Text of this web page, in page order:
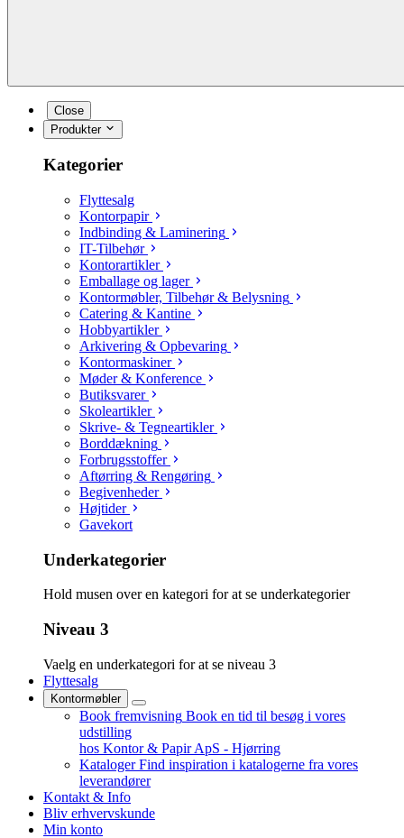
Close
Produkter
Kategorier
Flyttesalg
Kontorpapir
Indbinding & Laminering
IT-Tilbehør
Kontorartikler
Emballage og lager
Kontormøbler, Tilbehør & Belysning
Catering & Kantine
Hobbyartikler
Arkivering & Opbevaring
Kontormaskiner
Møder & Konference
Butiksvarer
Skoleartikler
Skrive- & Tegneartikler
Borddækning
Forbrugsstoffer
Aftørring & Rengøring
Begivenheder
Højtider
Gavekort
Underkategorier
Hold musen over en kategori for at se underkategorier
Niveau 3
Vaelg en underkategori for at se niveau 3
Flyttesalg
Kontormøbler
Book fremvisning Book en tid til besøg i vores
udstilling
hos Kontor & Papir ApS - Hjørring
Kataloger Find inspiration i katalogerne fra vores
leverandører
Kontakt & Info
Bliv erhvervskunde
Min konto